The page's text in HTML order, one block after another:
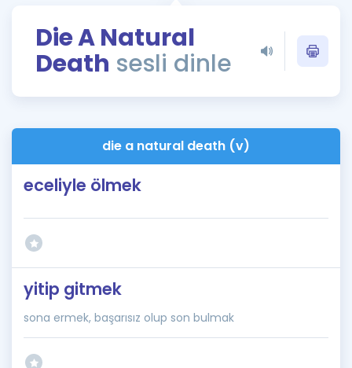
ÖSYM Sınav Takvimi
Kampanyalar
Blog
İngilizce Gramer
Die A Natural
Death sesli dinle
die a natural death (v)
eceliyle ölmek
yitip gitmek
sona ermek, başarısız olup son bulmak